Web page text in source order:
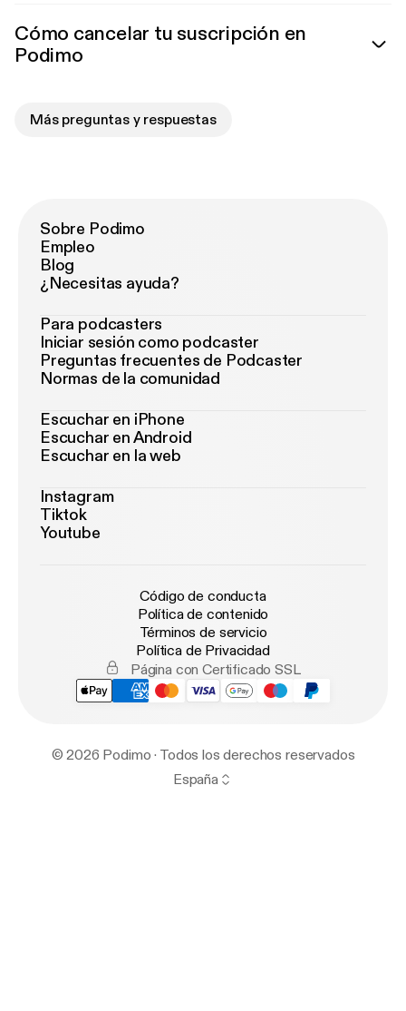
Cómo cancelar tu suscripción en
Podimo
Más preguntas y respuestas
Sobre Podimo
Empleo
Blog
¿Necesitas ayuda?
Para podcasters
Iniciar sesión como podcaster
Preguntas frecuentes de Podcaster
Normas de la comunidad
Escuchar en iPhone
Escuchar en Android
Escuchar en la web
Instagram
Tiktok
Youtube
Código de conducta
Política de contenido
Términos de servicio
Política de Privacidad
Página con Certificado SSL
© 2026 Podimo · Todos los derechos reservados
España